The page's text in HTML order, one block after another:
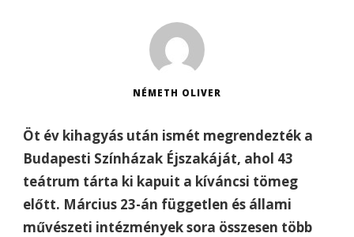
NÉMETH OLIVER
Öt év kihagyás után ismét megrendezték a
Budapesti Színházak Éjszakáját, ahol 43
teátrum tárta ki kapuit a kíváncsi tömeg
előtt. Március 23-án független és állami
művészeti intézmények sora összesen több